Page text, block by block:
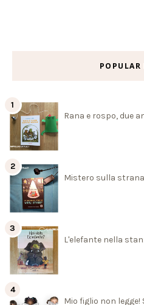
POPULAR
Rana e rospo, due
Mistero sulla
L'elefante nella
Mio figlio non